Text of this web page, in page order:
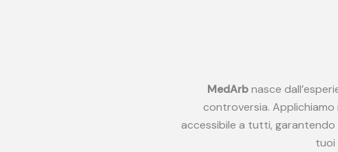
MedArbnasce
controversia. Applichiamo i
accessibile a tutti,
tuoi